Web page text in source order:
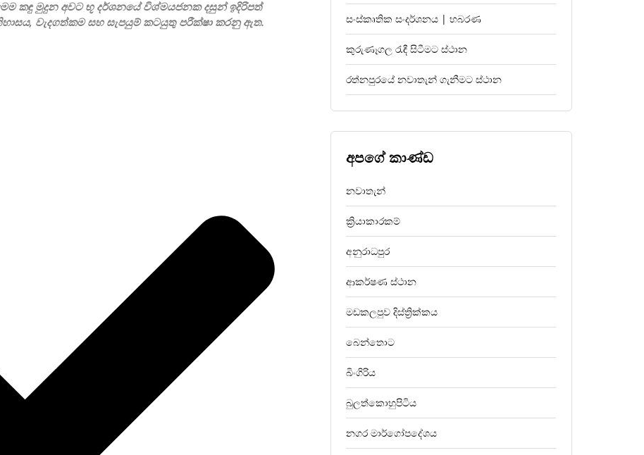
කඳු මුදුන අවට භූ දර්ශනයේ විශ්මයජනක දසුන් ඉදිරිපත්
වැදගත්කම සහ සැපයුම් කටයුතු පරීක්ෂා කරනු ඇත.
සංස්කෘතික සංදර්ශනය | හබරණ
කුරුණෑගල රැඳී සිටීමට ස්ථාන
රත්නපුරයේ නවාතැන් ගැනීමට ස්ථාන
අපගේ කාණ්ඩ
නවාතැන්
ක්‍රියාකාරකම්
අනුරාධපුර
ආකර්ෂණ ස්ථාන
මඩකලපුව දිස්ත්‍රික්කය
බෙන්තොට
බිංගිරිය
බුලත්කොහුපිටිය
නගර මාර්ගෝපදේශය